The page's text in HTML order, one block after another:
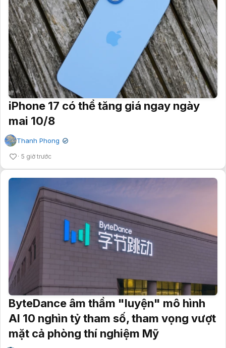
iPhone 17 có thể tăng giá ngay ngày
mai 10/8
Thanh Phong ✔
5 giờ trước
ByteDance âm thầm "luyện" mô hình
AI 10 nghìn tỷ tham số, tham vọng vượt
mặt cả phòng thí nghiệm Mỹ